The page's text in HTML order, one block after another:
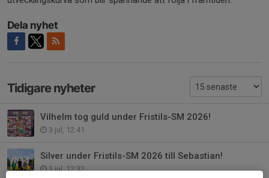
Dela nyhet
Tidigare nyheter
Vilhelm tog guld under Fristils-SM 2026!
3 jul, 12:41
Silver under Fristils-SM 2026 till Sebastian!
3 jul, 12:32